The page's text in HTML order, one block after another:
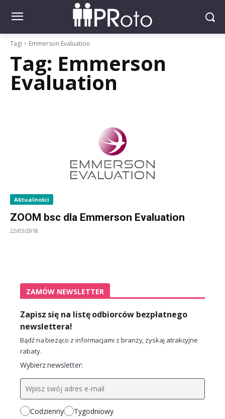
Tagi Emmerson Evaluation
Tag: Emmerson
Evaluation
Aktualności
ZOOM bsc dla Emmerson Evaluation
22/03/2018
ZAMÓW NEWSLETTER
Zapisz się na listę odbiorców bezpłatnego
newslettera!
Bądź na bieżąco z informacjami z branży, zyskaj atrakcyjne
rabaty.
Wybierz newsletter:
Codzienny Tygodniowy